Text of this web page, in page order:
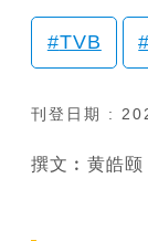
TVB
刊登日期 :
撰文︰黄皓颐